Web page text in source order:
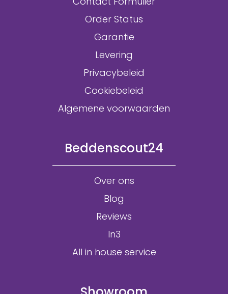
Order Status
Garantie
Levering
Privacybeleid
Cookiebeleid
Algemene voorwaarden
Beddenscout24
Over ons
Blog
Reviews
In3
All in house service